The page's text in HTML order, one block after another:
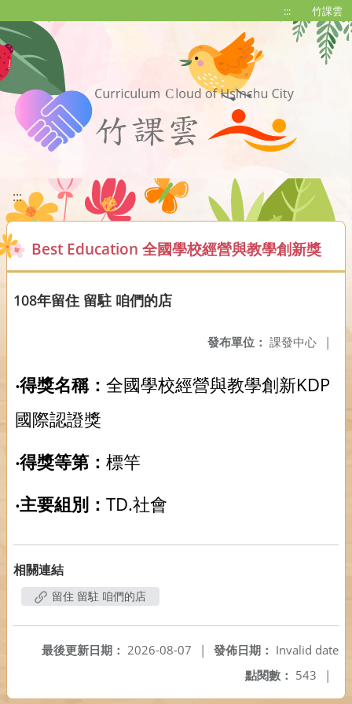
::: 竹課雲
:::
Best Education 全國學校經營與教學創新獎
108年留住 留駐 咱們的店
發布單位： 課發中心 |
‧得獎名稱： 全國學校經營與教學創新KDP
國際認證獎
‧得獎等第： 標竿
‧主要組別： TD.社會
相關連結
留住 留駐 咱們的店
發佈日期： Invalid date
最後更新日期： 2026-08-07
|
點閱數： 543 |